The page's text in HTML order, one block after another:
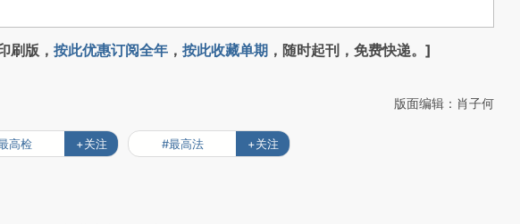
刷版， 按此优惠订阅全年 ， 按此收藏单期 ，随时起刊，免费快递。]
版面编辑：肖子何
高检 +关注 #最高法 +关注